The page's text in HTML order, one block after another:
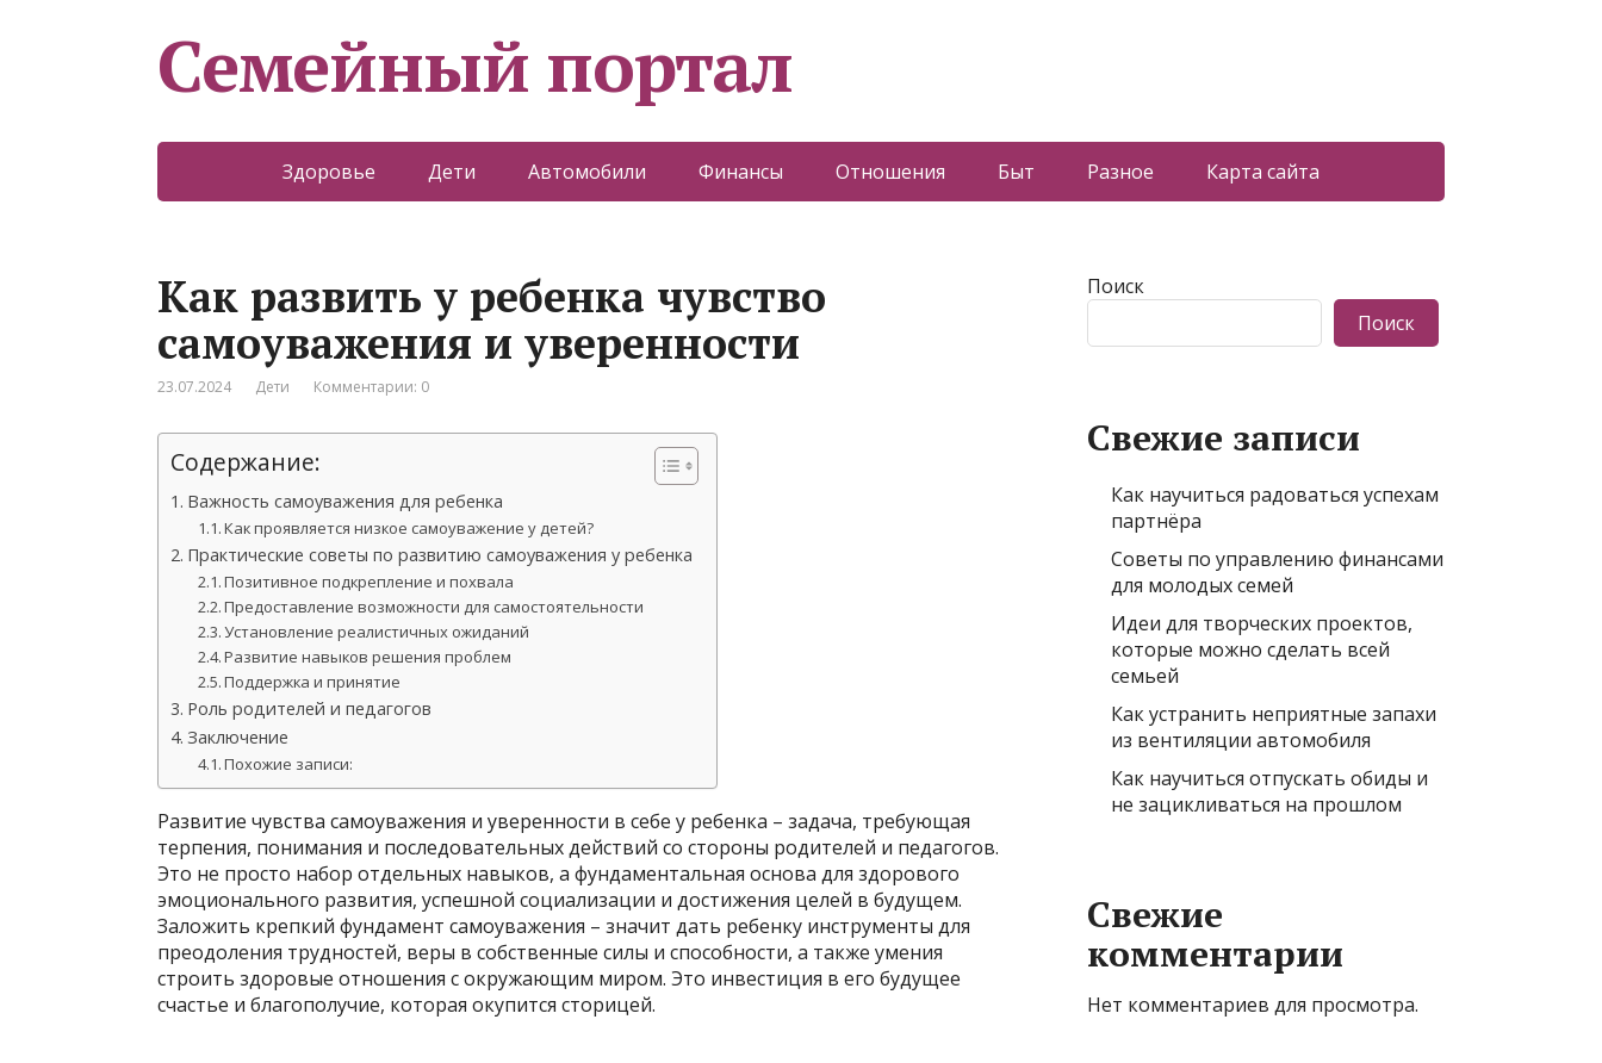
Семейный портал
Здоровье Дети Автомобили Финансы Отношения Быт Разное Карта сайта
Как развить у ребенка чувство
самоуважения и уверенности
23.07.2024 Дети Комментарии: 0
Содержание:
Важность самоуважения для ребенка
Как проявляется низкое самоуважение у детей?
Практические советы по развитию самоуважения у ребенка
Позитивное подкрепление и похвала
Предоставление возможности для самостоятельности
Установление реалистичных ожиданий
Развитие навыков решения проблем
Поддержка и принятие
Роль родителей и педагогов
Заключение
Похожие записи:
Развитие чувства самоуважения и уверенности в себе у ребенка – задача, требующая
терпения, понимания и последовательных действий со стороны родителей и педагогов.
Это не просто набор отдельных навыков, а фундаментальная основа для здорового
эмоционального развития, успешной социализации и достижения целей в будущем.
Заложить крепкий фундамент самоуважения – значит дать ребенку инструменты для
преодоления трудностей, веры в собственные силы и способности, а также умения
строить здоровые отношения с окружающим миром. Это инвестиция в его будущее
счастье и благополучие, которая окупится сторицей.
Поиск
Поиск
Свежие записи
Как научиться радоваться успехам
партнёра
Советы по управлению финансами
для молодых семей
Идеи для творческих проектов,
которые можно сделать всей
семьей
Как устранить неприятные запахи
из вентиляции автомобиля
Как научиться отпускать обиды и
не зацикливаться на прошлом
Свежие
комментарии
Нет комментариев для просмотра.